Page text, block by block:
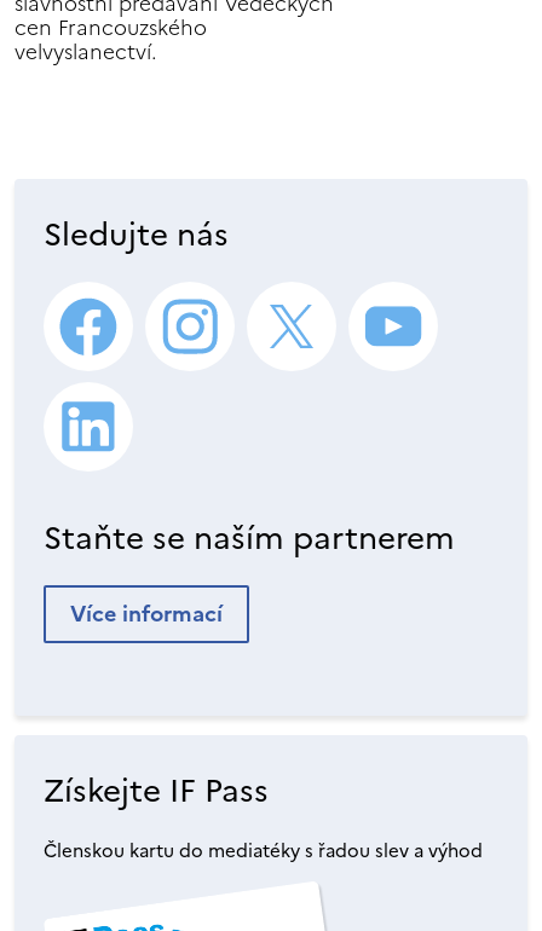
cen Francouzského
velvyslanectví.
Sledujte nás
Staňte se naším partnerem
Více informací
Získejte IF Pass
Členskou kartu do mediatéky s řadou slev a výhod